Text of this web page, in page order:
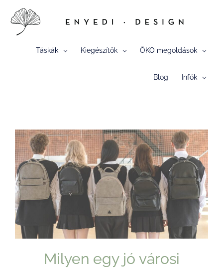
Táskák Kiegészítők ÖKO megoldások
Blog Infók
Milyen egy jó városi